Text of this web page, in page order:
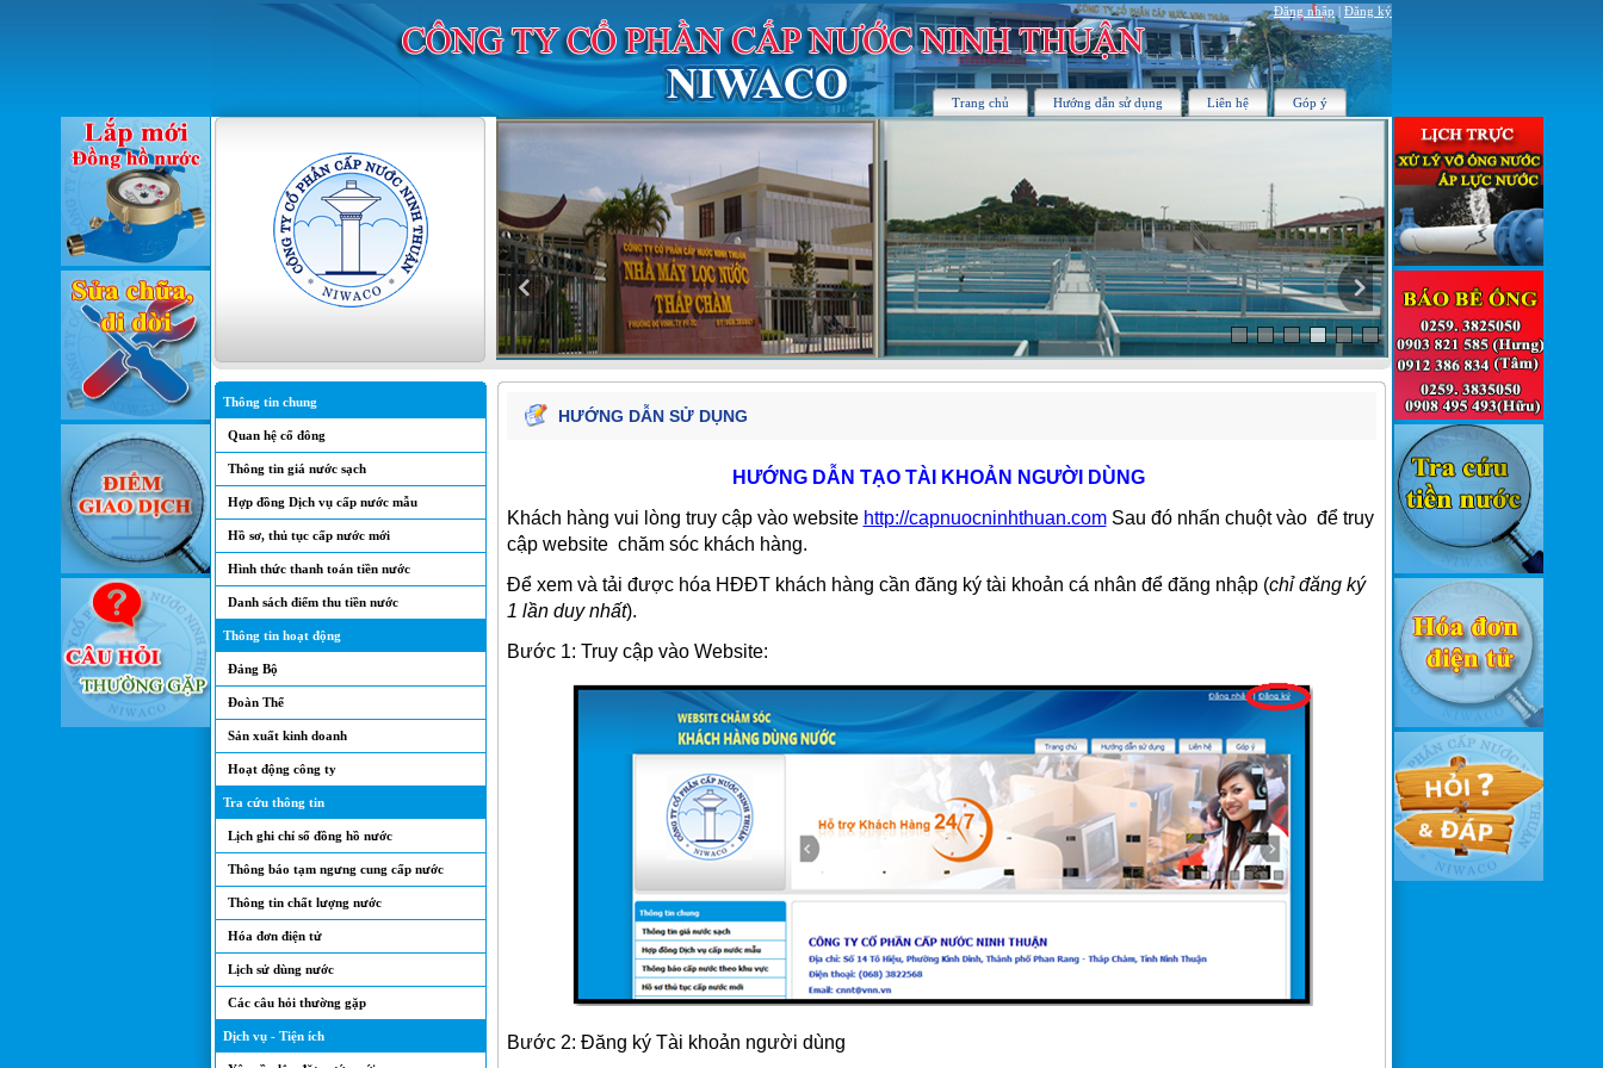
Đăng nhập | Đăng ký
Trang chủ Hướng dẫn sử dụng Liên hệ Góp ý
Thông tin chung
Quan hệ cổ đông
Thông tin giá nước sạch
Hợp đồng Dịch vụ cấp nước mẫu
Hồ sơ, thủ tục cấp nước mới
Hình thức thanh toán tiền nước
Danh sách điểm thu tiền nước
Thông tin hoạt động
Đảng Bộ
Đoàn Thể
Sản xuất kinh doanh
Hoạt động công ty
Tra cứu thông tin
Lịch ghi chỉ số đồng hồ nước
Thông báo tạm ngưng cung cấp nước
Thông tin chất lượng nước
Hóa đơn điện tử
Lịch sử dùng nước
Các câu hỏi thường gặp
Dịch vụ - Tiện ích
HƯỚNG DẪN SỬ DỤNG
HƯỚNG DẪN TẠO TÀI KHOẢN NGƯỜI DÙNG
Khách hàng vui lòng truy cập vào website http://capnuocninhthuan.comSau đó nhấn chuột vào để truy
cập website chăm sóc khách hàng.
Để xem và tải được hóa HĐĐT khách hàng cần đăng ký tài khoản cá nhân để đăng nhập (chỉ đăng ký
1 lần duy nhất).
Bước 1: Truy cập vào Website:
Bước 2: Đăng ký Tài khoản người dùng